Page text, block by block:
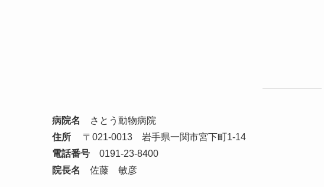
病院名
さとう動物病院
住所 〒021-0013 岩手県一関市宮下町1-14
電話番号 0191-23-8400
院長名
佐藤 敏彦